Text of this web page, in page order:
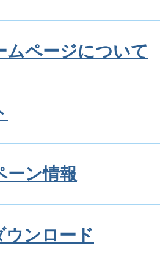
ムページについて
ーン情報
ウンロード